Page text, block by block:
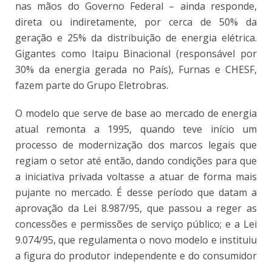
nas mãos do Governo Federal – ainda responde,
direta ou indiretamente, por cerca de 50% da
geração e 25% da distribuição de energia elétrica.
Gigantes como Itaipu Binacional (responsável por
30% da energia gerada no País), Furnas e CHESF,
fazem parte do Grupo Eletrobras.
O modelo que serve de base ao mercado de energia
atual remonta a 1995, quando teve início um
processo de modernização dos marcos legais que
regiam o setor até então, dando condições para que
a iniciativa privada voltasse a atuar de forma mais
pujante no mercado. É desse período que datam a
aprovação da Lei 8.987/95, que passou a reger as
concessões e permissões de serviço público; e a Lei
9.074/95, que regulamenta o novo modelo e instituiu
a figura do produtor independente e do consumidor